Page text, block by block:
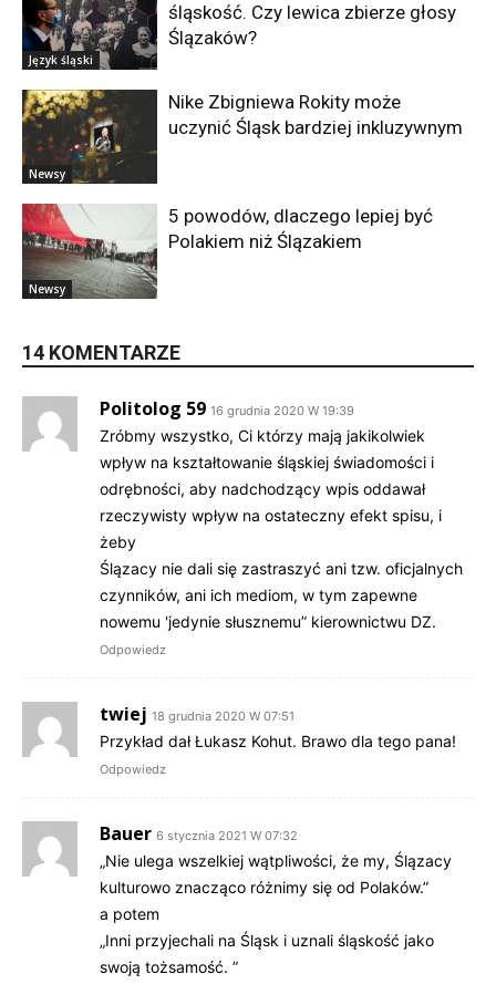
Język śląski
śląskość. Czy lewica zbierze głosy
Ślązaków?
Newsy
Nike Zbigniewa Rokity może
uczynić Śląsk bardziej inkluzywnym
Newsy
5 powodów, dlaczego lepiej być
Polakiem niż Ślązakiem
14 KOMENTARZE
Politolog 59 16 grudnia 2020 W 19:39
Zróbmy wszystko, Ci którzy mają jakikolwiek
wpływ na kształtowanie śląskiej świadomości i
odrębności, aby nadchodzący wpis oddawał
rzeczywisty wpływ na ostateczny efekt spisu, i
żeby
Ślązacy nie dali się zastraszyć ani tzw. oficjalnych
czynników, ani ich mediom, w tym zapewne
nowemu 'jedynie słusznemu” kierownictwu DZ.
Odpowiedz
twiej 18 grudnia 2020 W 07:51
Przykład dał Łukasz Kohut. Brawo dla tego pana!
Odpowiedz
Bauer 6 stycznia 2021 W 07:32
„Nie ulega wszelkiej wątpliwości, że my, Ślązacy
kulturowo znacząco różnimy się od Polaków.”
a potem
„Inni przyjechali na Śląsk i uznali śląskość jako
swoją tożsamość. ”